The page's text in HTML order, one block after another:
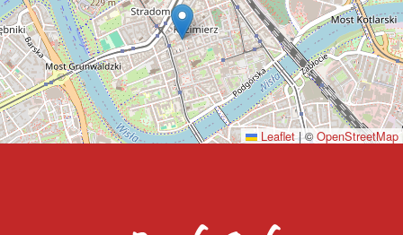
Leaflet |©OpenStreetMap